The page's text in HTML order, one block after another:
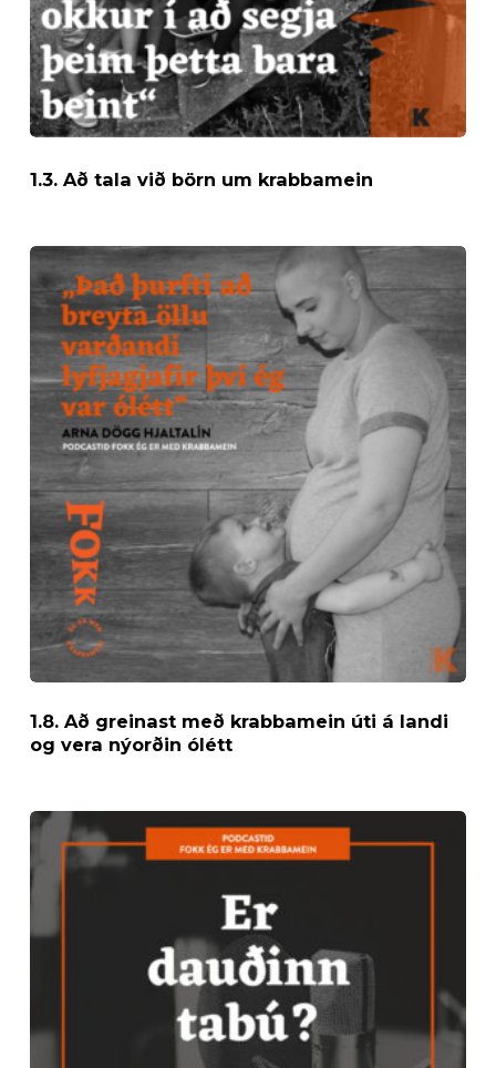
1.3. Að tala við börn um krabbamein
1.8.
Að
greinast
með
krabbamein
úti
landi
og
vera
nýorðin
ólétt
1.8. Að greinast með krabbamein úti á landi
og vera nýorðin ólétt
3.3.
Er
dauðinn